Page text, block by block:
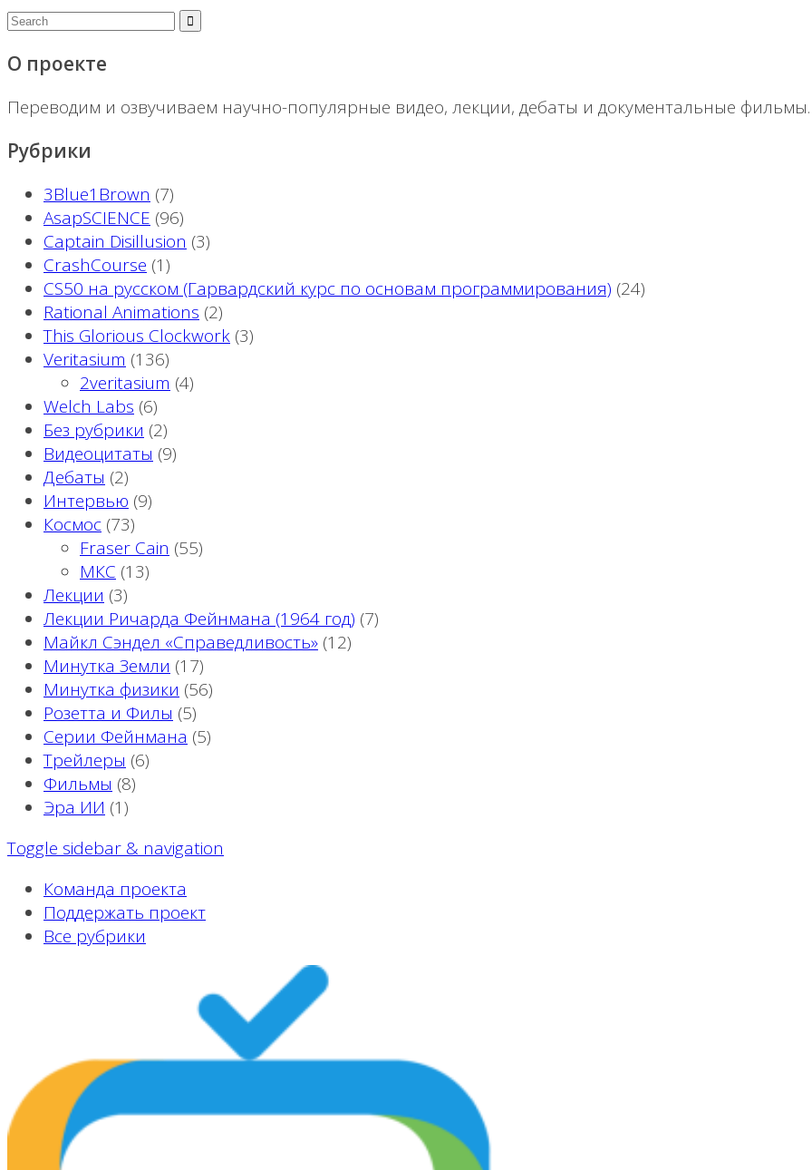
О проекте
Переводим и озвучиваем научно-популярные видео, лекции, дебаты и документальные фильмы.
Рубрики
3Blue1Brown (7)
AsapSCIENCE (96)
Captain Disillusion (3)
CrashCourse (1)
CS50 на русском (Гарвардский курс по основам программирования) (24)
Rational Animations (2)
This Glorious Clockwork (3)
Veritasium (136)
2veritasium (4)
Welch Labs (6)
Без рубрики (2)
Видеоцитаты (9)
Дебаты (2)
Интервью (9)
Космос (73)
Fraser Cain (55)
МКС (13)
Лекции (3)
Лекции Ричарда Фейнмана (1964 год) (7)
Майкл Сэндел «Справедливость» (12)
Минутка Земли (17)
Минутка физики (56)
Розетта и Филы (5)
Серии Фейнмана (5)
Трейлеры (6)
Фильмы (8)
Эра ИИ (1)
Toggle sidebar & navigation
Команда проекта
Поддержать проект
Все рубрики